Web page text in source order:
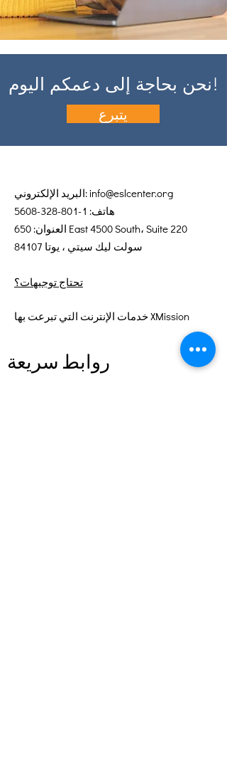
نحن بحاجة إلى دعمكم اليوم!
يتبرع
البريد الإلكتروني:info@eslcenter.org
هاتف: 1-801-328-5608
العنوان: 650 East 4500 South، Suite 220
سولت ليك سيتي ، يوتا 84107
تحتاج توجيهات؟
خدمات الإنترنت التي تبرعت بها XMission
روابط سريعة